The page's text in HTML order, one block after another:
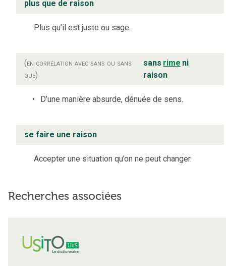
plus que de raison
Plus qu’il est juste ou sage.
(en corrélation avec sans ou sans
que)
sans rime ni
raison
D’une manière absurde, dénuée de sens.
se faire une raison
Accepter une situation qu’on ne peut changer.
Recherches associées